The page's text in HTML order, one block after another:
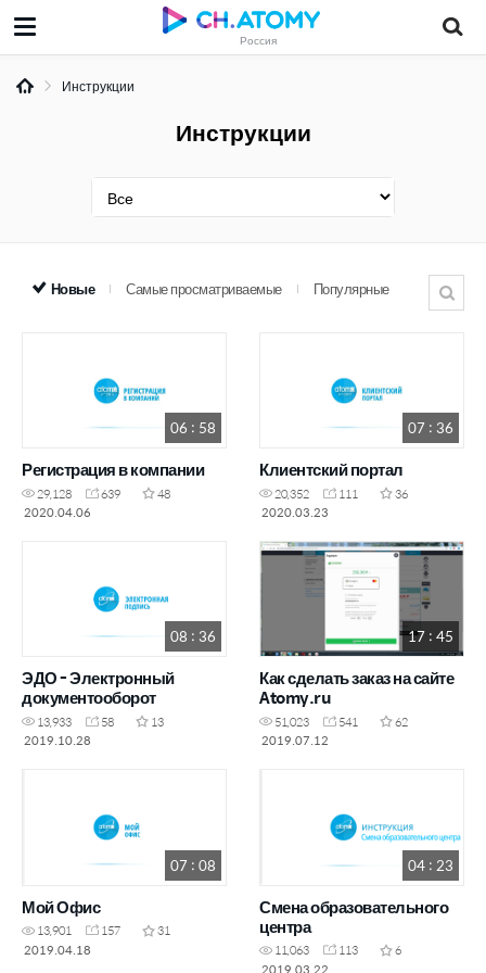
Россия
Инструкции
Инструкции
Новые Самые просматриваемые Популярные
06 : 58
Регистрация в компании
29,128 639
48
2020.04.06
07 : 36
Клиентский портал
20,352 111
36
2020.03.23
08 : 36
ЭДО - Электронный
документооборот
13,933 58
13
2019.10.28
17 : 45
Как сделать заказ на сайте
Atomy.ru
51,023 541
62
2019.07.12
07 : 08
Мой Офис
13,901 157
31
2019.04.18
04 : 23
Смена образовательного
центра
11,063 113
6
2019.03.22